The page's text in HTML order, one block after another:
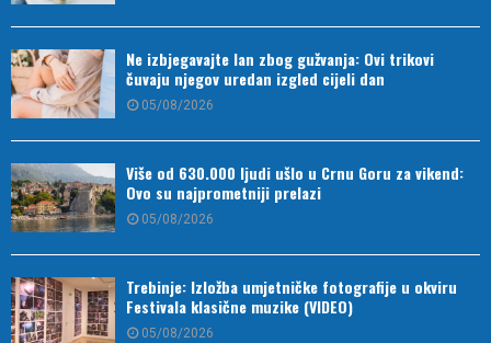
Ne izbjegavajte lan zbog gužvanja: Ovi trikovi
čuvaju njegov uredan izgled cijeli dan
05/08/2026
Više od 630.000 ljudi ušlo u Crnu Goru za vikend:
Ovo su najprometniji prelazi
05/08/2026
Trebinje: Izložba umjetničke fotografije u okviru
Festivala klasične muzike (VIDEO)
05/08/2026